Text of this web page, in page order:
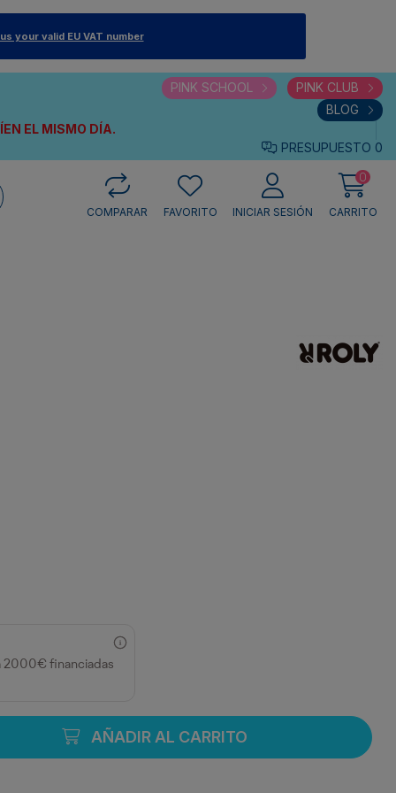
your valid EU VAT number
EL MISMO DÍA.
PINK SCHOOL
PINK CLUB
BLOG
PRESUPUESTO 0
COMPARAR
FAVORITO INICIAR SESIÓN
0
CARRITO
2000€ financiadas
AÑADIR AL CARRITO